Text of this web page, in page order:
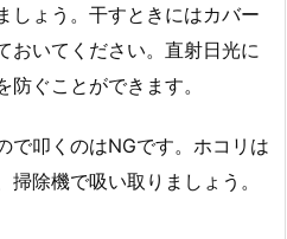
しょう。干すときにはカバー
おいてください。直射日光に
ぐことができます。
で叩くのはNGです。ホコリは
除機で吸い取りましょう。